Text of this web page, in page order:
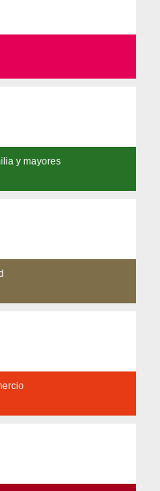
y mayores